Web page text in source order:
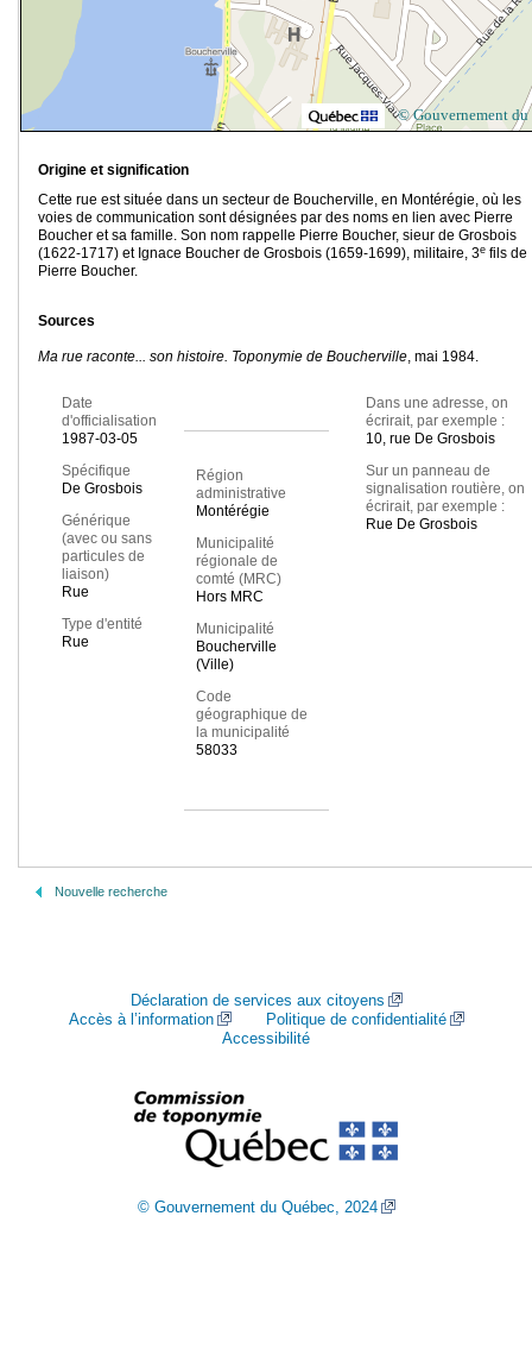
© Gouvernement du
Origine et signification
Cette rue est située dans un secteur de Boucherville, en Montérégie, où les
voies de communication sont désignées par des noms en lien avec Pierre
Boucher et sa famille. Son nom rappelle Pierre Boucher, sieur de Grosbois
(1622-1717) et Ignace Boucher de Grosbois (1659-1699), militaire, 3e fils de
Pierre Boucher.
Sources
Ma rue raconte... son histoire. Toponymie de Boucherville, mai 1984.
Date
d'officialisation
1987-03-05
Spécifique
De Grosbois
Générique
(avec ou sans
particules de
liaison)
Rue
Type d'entité
Rue
Région
administrative
Montérégie
Municipalité
régionale de
comté (MRC)
Hors MRC
Municipalité
Boucherville
(Ville)
Code
géographique de
la municipalité
58033
Dans une adresse, on
écrirait, par exemple :
10, rue De Grosbois
Sur un panneau de
signalisation routière, on
écrirait, par exemple :
Rue De Grosbois
Nouvelle recherche
Déclaration de services aux citoyens
Accès à l’information
Politique de confidentialité
Accessibilité
© Gouvernement du Québec, 2024